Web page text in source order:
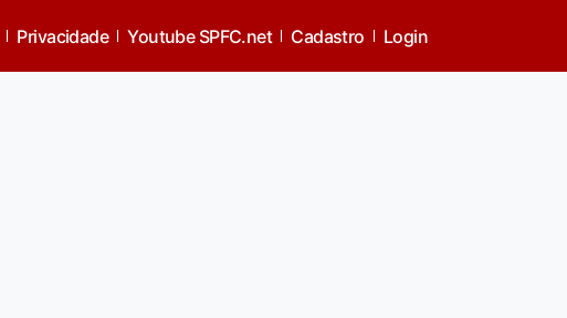
Privacidade Youtube SPFC.net Cadastro Login